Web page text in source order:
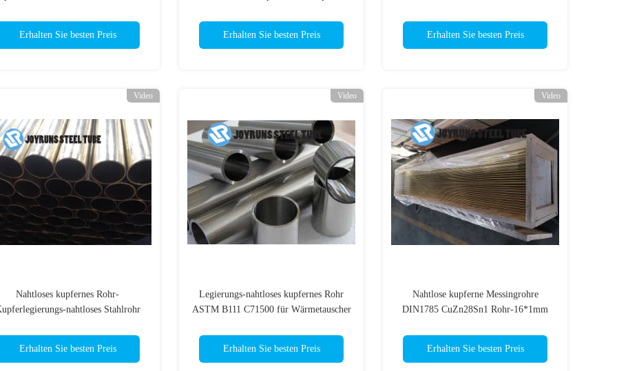
Erhalten Sie besten Preis Erhalten Sie besten Preis Erhalten Sie besten Preis
Video
Nahtloses kupfernes Rohr-
nahtloses Stahlrohr
Erhalten Sie besten Preis
Video
Legierungs-nahtloses kupfernes Rohr
ASTM B111 C71500 für Wärmetauscher
Erhalten Sie besten Preis
Video
Nahtlose kupferne Messingrohre
DIN1785 CuZn28Sn1 Rohr-16*1mm
Erhalten Sie besten Preis